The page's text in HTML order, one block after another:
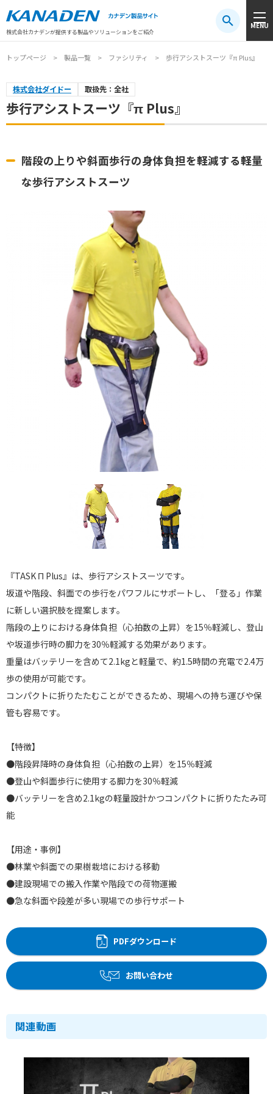
株式会社カナデンが提供する製品やソリューションをご紹介
MENU
注目キーワード#振動センサ#AGV #防爆#アシストスーツ
トップページ 製品一覧 ファシリティ 歩行アシストスーツ『π Plus』
株式会社ダイドー 取扱先：全社
歩行アシストスーツ『π Plus』
階段の上りや斜面歩行の身体負担を軽減する軽量
な歩行アシストスーツ
『TASK Π Plus』は、歩行アシストスーツです。
坂道や階段、斜面での歩行をパワフルにサポートし、「登る」作業
に新しい選択肢を提案します。
階段の上りにおける身体負担（心拍数の上昇）を15％軽減し、登山
や坂道歩行時の脚力を30％軽減する効果があります。
重量はバッテリーを含めて2.1kgと軽量で、約1.5時間の充電で2.4万
歩の使用が可能です。
コンパクトに折りたたむことができるため、現場への持ち運びや保
管も容易です。
【特徴】
●階段昇降時の身体負担（心拍数の上昇）を15％軽減
●登山や斜面歩行に使用する脚力を30％軽減
●バッテリーを含め2.1kgの軽量設計かつコンパクトに折りたたみ可
能
【用途・事例】
●林業や斜面での果樹栽培における移動
●建設現場での搬入作業や階段での荷物運搬
●急な斜面や段差が多い現場での歩行サポート
PDFダウンロード
お問い合わせ
関連動画